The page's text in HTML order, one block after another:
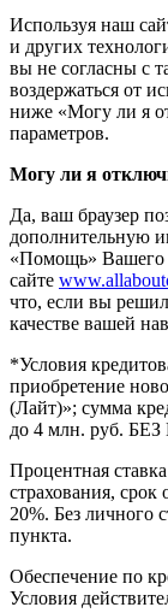
Используя наш
и других
вы не согласны с
воздержаться от
ниже «Могу ли я
параметров.
Могу ли я
Да, ваш браузер
дополнительную
«Помощь» Вашего
сайте
что, если вы
качестве вашей
*Условия
приобретение
(Лайт)»; сумма
до 4 млн. руб.
Процентная
страхования, срок
20%. Без личного
пункта.
Обеспечение по
Условия